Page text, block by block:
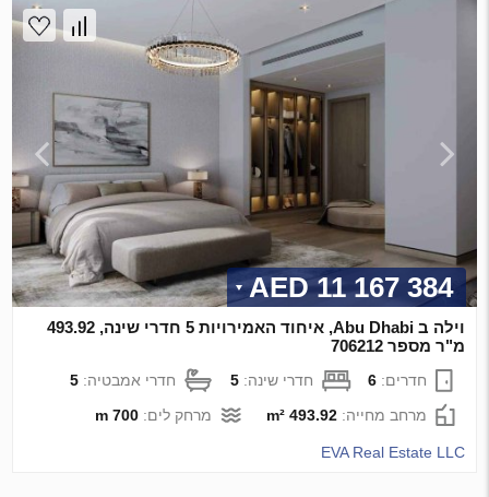
11 167 384 AED
וילה ב Abu Dhabi, איחוד האמירויות 5 חדרי שינה, 493.92
מ"ר מספר 706212
חדרים:6 חדרי שינה:5 חדרי אמבטיה:5
מרחב מחייה:493.92 m² מרחק לים:700 m
EVA Real Estate LLC